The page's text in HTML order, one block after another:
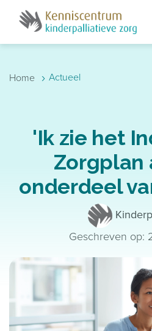
Skip to main content
Home › Actueel
'Ik zie het
Zorgplan
onderdeel
Geschreven op: